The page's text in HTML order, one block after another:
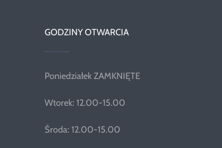
GODZINY OTWARCIA
Poniedziałek ZAMKNIĘTE
Wtorek: 12.00-15.00
Środa: 12.00-15.00